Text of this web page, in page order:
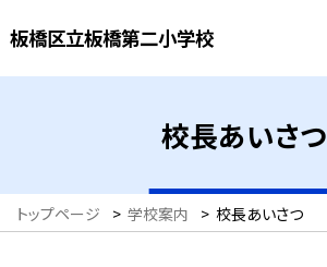
板橋区立板橋第二小学校
校長あいさつ
トップページ > 学校案内 > 校長あいさつ